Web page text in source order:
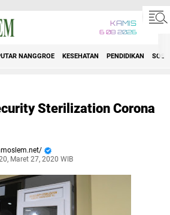
KAMIS
6 08 2026
NANGGROE KESEHATAN PENDIDIKAN
Sterilization Corona
Maret 27, 2020 WIB